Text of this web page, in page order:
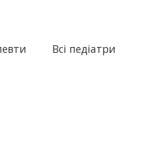
Всі педіатри